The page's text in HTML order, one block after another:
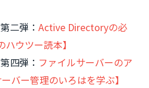
二弾：Active Directoryの必
ウツー読本】
四弾： ファイルサーバーのア
バー管理のいろはを学ぶ】